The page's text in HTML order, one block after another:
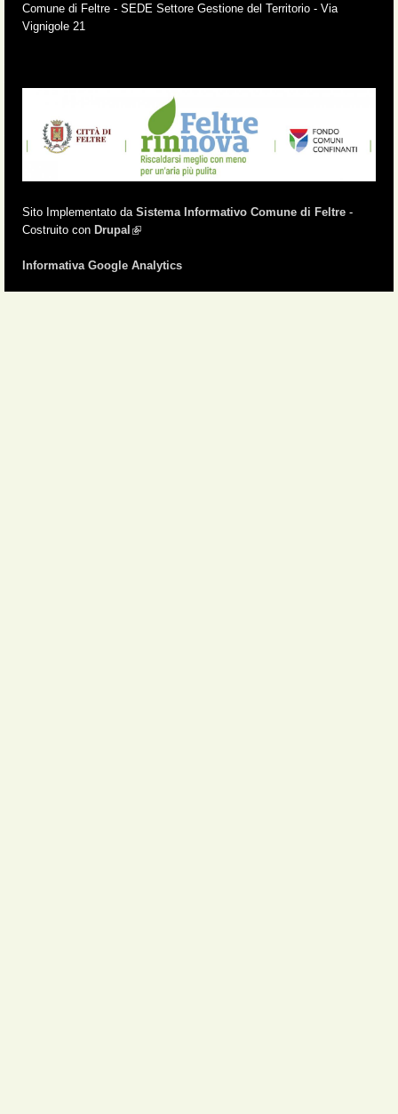
Comune di Feltre - SEDE Settore Gestione del Territorio - Via
Vignigole 21
Sito Implementato da Sistema Informativo Comune di Feltre -
Costruito con Drupal (link is external)
Informativa Google Analytics